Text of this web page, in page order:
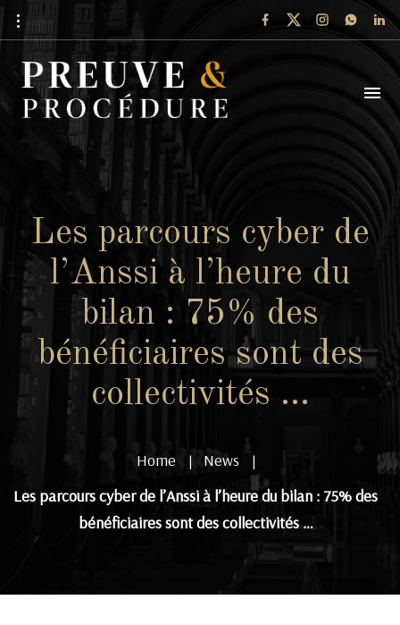
Les parcours cyber de
l’Anssi à l’heure du
bilan : 75% des
bénéficiaires sont des
collectivités …
Home | News |
Les parcours cyber de l’Anssi à l’heure du bilan : 75% des
bénéficiaires sont des collectivités …